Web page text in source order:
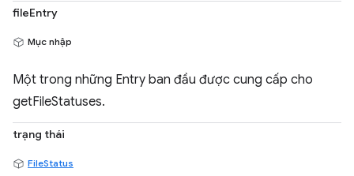
fileEntry
Mục nhập
Một trong những Entry ban đầu được cung cấp cho
getFileStatuses.
trạng thái
FileStatus